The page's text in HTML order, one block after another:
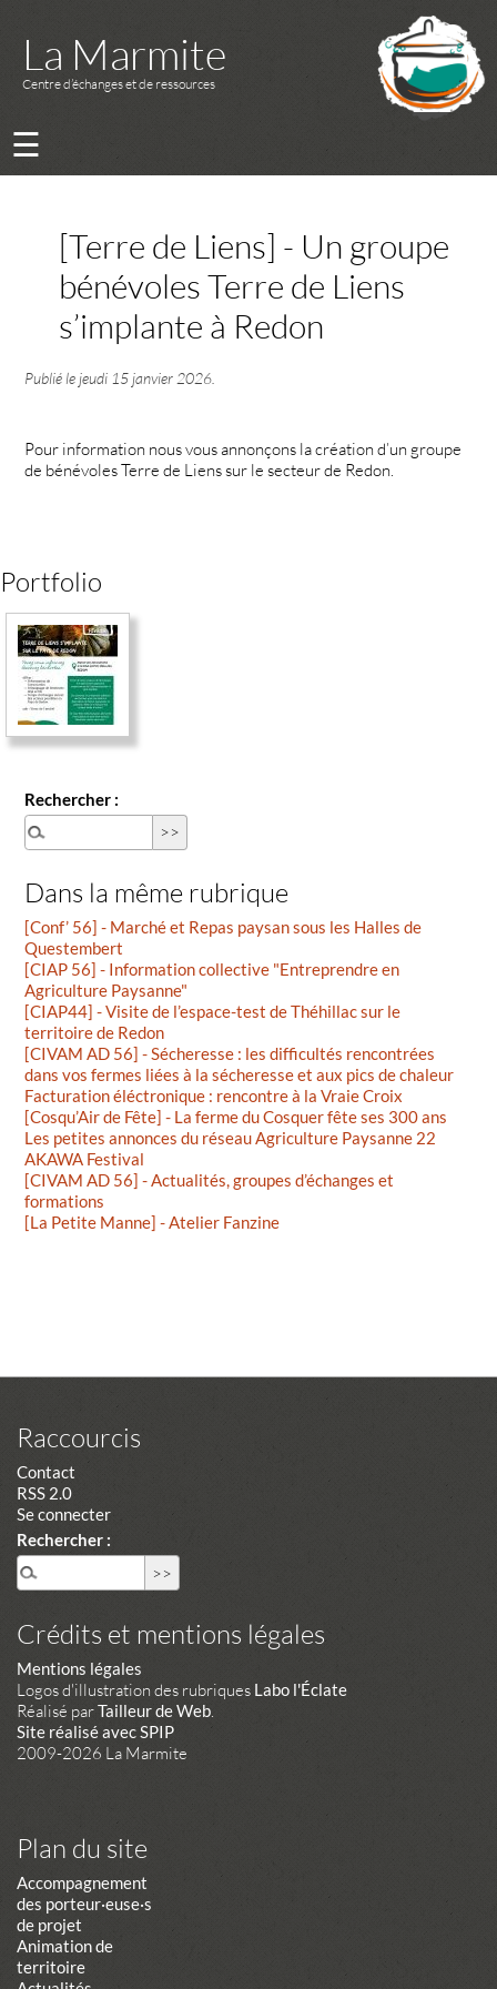
La Marmite
Centre d’échanges et de ressources
☰
[Terre de Liens] - Un groupe
bénévoles Terre de Liens
s’implante à Redon
Publié le jeudi 15 janvier 2026
Pour information nous vous annonçons la création d’un groupe
de bénévoles Terre de Liens sur le secteur de Redon.
Portfolio
Rechercher :
Dans la même rubrique
[Conf’ 56] - Marché et Repas paysan sous les Halles de
Questembert
[CIAP 56] - Information collective "Entreprendre en
Agriculture Paysanne"
[CIAP44] - Visite de l’espace-test de Théhillac sur le
territoire de Redon
[CIVAM AD 56] - Sécheresse : les difficultés rencontrées
dans vos fermes liées à la sécheresse et aux pics de chaleur
Facturation éléctronique : rencontre à la Vraie Croix
[Cosqu’Air de Fête] - La ferme du Cosquer fête ses 300 ans
Les petites annonces du réseau Agriculture Paysanne 22
AKAWA Festival
[CIVAM AD 56] - Actualités, groupes d’échanges et
formations
[La Petite Manne] - Atelier Fanzine
Raccourcis
Contact
RSS 2.0
Se connecter
Rechercher :
Crédits et mentions légales
Mentions légales
Logos d'illustration des rubriques Labo l'Éclate
Réalisé parTailleur de Web.
Site réalisé avec SPIP
2009-2026 La Marmite
Plan du site
Accompagnement
des porteur·euse·s
de projet
Animation de
territoire